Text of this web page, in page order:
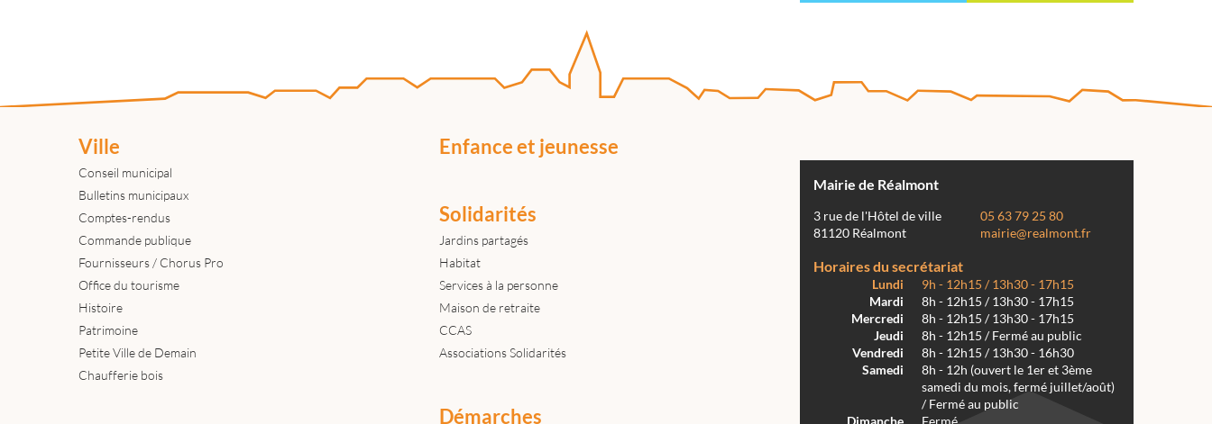
Ville
Conseil municipal
Bulletins municipaux
Comptes-rendus
Commande publique
Fournisseurs / Chorus Pro
Office du tourisme
Histoire
Patrimoine
Petite Ville de Demain
Chaufferie bois
Enfance et jeunesse
Solidarités
Jardins partagés
Habitat
Services à la personne
Maison de retraite
CCAS
Associations Solidarités
Démarches
Mairie de Réalmont
3 rue de l'Hôtel de ville
81120 Réalmont
05 63 79 25 80
mairie@realmont.fr
Horaires du secrétariat
Lundi
9h - 12h15 / 13h30 - 17h15
Mardi
8h - 12h15 / 13h30 - 17h15
Mercredi
8h - 12h15 / 13h30 - 17h15
Jeudi
8h - 12h15 / Fermé au public
Vendredi
8h - 12h15 / 13h30 - 16h30
Samedi
8h - 12h (ouvert le 1er et 3ème
samedi du mois, fermé juillet/août)
/ Fermé au public
Dimanche
Fermé